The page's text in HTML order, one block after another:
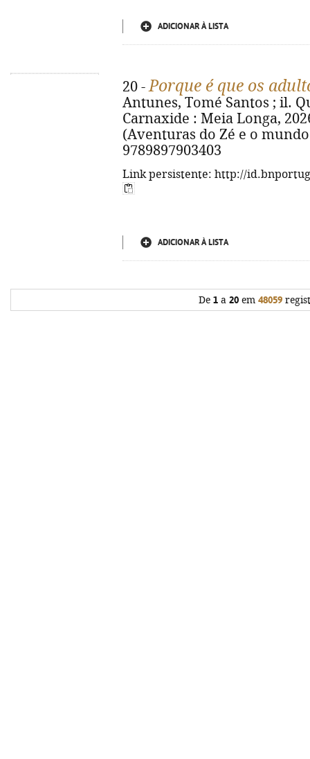
ADICIONAR À LISTA
20 -Porque é que os
Antunes, Tomé Santos ; il.
Carnaxide : Meia Longa,
(Aventuras do Zé e o
9789897903403
Link persistente: http://
ADICIONAR À LISTA
De 1 a 20 em 48059